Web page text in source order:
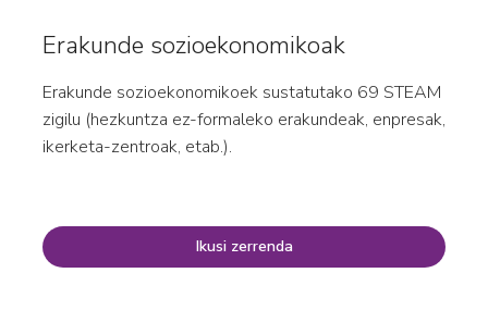
Erakunde sozioekonomikoak
Erakunde sozioekonomikoek sustatutako 69 STEAM
zigilu (hezkuntza ez-formaleko erakundeak, enpresak,
ikerketa-zentroak, etab.).
Ikusi zerrenda